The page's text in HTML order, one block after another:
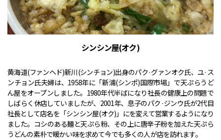
シンシン屋(オク)
黄海道(ファンヘド)新川(シンチョン)出身のパク·グァンオク氏、ユ·ス
ンチョン氏夫婦は、1958年に「新浦(シンポ)国際市場」で天ぷらうど
ん屋をオープンしました。1980年代半ばになり社長の健康上の問題で
しばらく休店していましたが、2001年、息子のパク·ジンウ氏が2代目
社長として店名を「シンシン屋(オク)」にを変えて営業するようになり
ました。コシのある麺と天ぷら粉、その上に唐辛子粉を加えた天ぷら
うどんの素朴で暖かい味を求めて今でも多くの人が店を訪れます。